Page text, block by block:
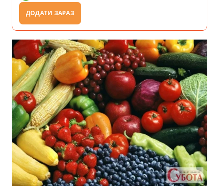
ДОДАТИ ЗАРАЗ